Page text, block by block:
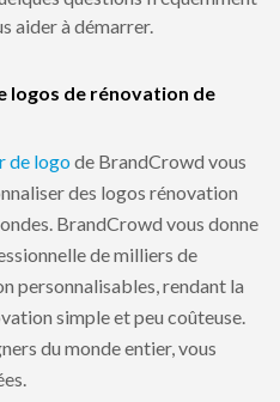
aider à démarrer.
logos de rénovation de
de logode BrandCrowd vous
des logos rénovation
BrandCrowd vous donne
de milliers de
personnalisables, rendant la
simple et peu coûteuse.
du monde entier, vous